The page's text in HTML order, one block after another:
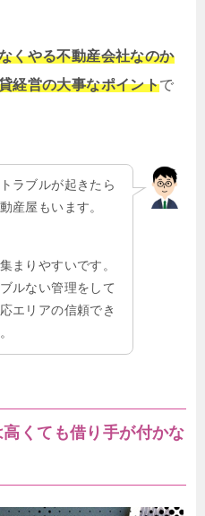
くやる不動産会社なのか
経営の大事なポイントで
ラブルが起きたら
産屋もいます。
まりやすいです。
ルない管理をして
エリアの信頼でき
くても借り手が付かな